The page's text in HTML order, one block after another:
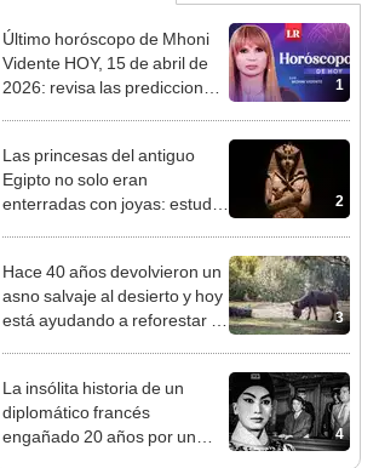
1
Último horóscopo de Mhoni
Vidente HOY, 15 de abril de
2026: revisa las predicciones
2
Las princesas del antiguo
Egipto no solo eran
enterradas con joyas: estudio
tumbas
3
Hace 40 años devolvieron un
asno salvaje al desierto y hoy
está ayudando a reforestar el
4
La insólita historia de un
diplomático francés
engañado 20 años por un